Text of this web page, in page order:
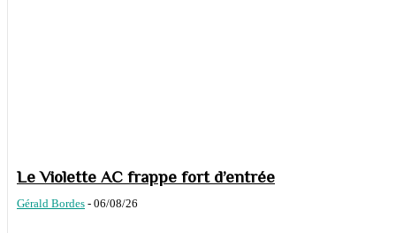
Le Violette AC frappe fort d’entrée
Gérald Bordes - 06/08/26